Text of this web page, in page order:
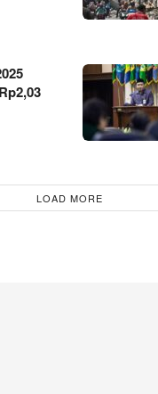
LOAD MORE